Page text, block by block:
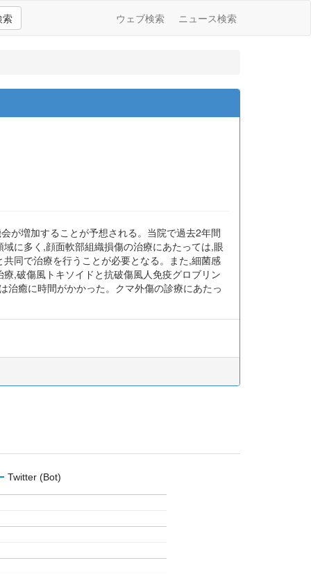
索 ウェブ検索 ニュース検索
が増加することが予想される。当院で過去2年間
に多く,顔面軟部組織損傷の治療にあたっては,眼
同で治療を行うことが必要となる。また,細菌感
,破傷風トキソイドと抗破傷風人免疫グロブリン
癒に時間がかかった。クマ外傷の診療にあたっ
Twitter (Bot)